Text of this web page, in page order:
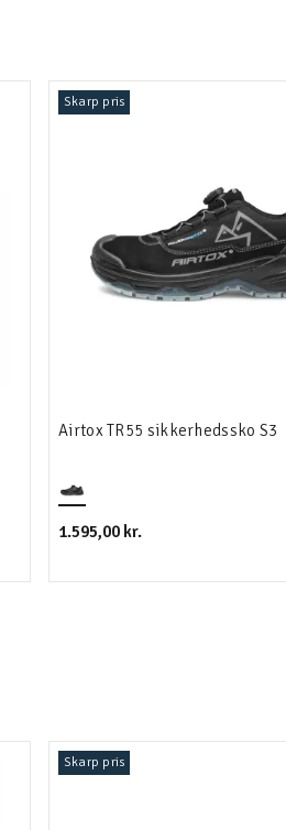
Skarp pris
Airtox TR55 sikkerhedssko S3
1.595,00 kr.
Skarp pris